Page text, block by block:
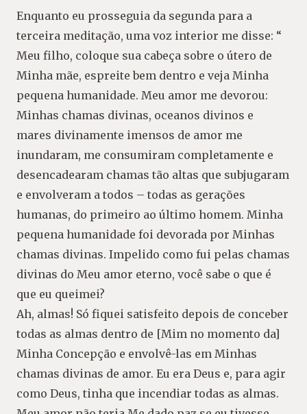
Enquanto eu prosseguia da segunda para a
terceira meditação, uma voz interior me disse: “
Meu filho, coloque sua cabeça sobre o útero de
Minha mãe, espreite bem dentro e veja Minha
pequena humanidade. Meu amor me devorou:
Minhas chamas divinas, oceanos divinos e
mares divinamente imensos de amor me
inundaram, me consumiram completamente e
desencadearam chamas tão altas que subjugaram
e envolveram a todos – todas as gerações
humanas, do primeiro ao último homem. Minha
pequena humanidade foi devorada por Minhas
chamas divinas. Impelido como fui pelas chamas
divinas do Meu amor eterno, você sabe o que é
que eu queimei?
Ah, almas! Só fiquei satisfeito depois de conceber
todas as almas dentro de [Mim no momento da]
Minha Concepção e envolvê-las em Minhas
chamas divinas de amor. Eu era Deus e, para agir
como Deus, tinha que incendiar todas as almas.